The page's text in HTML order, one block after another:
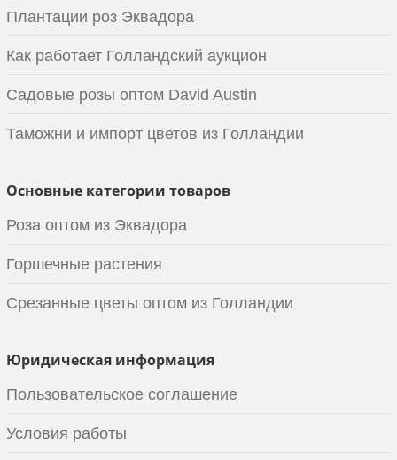
Плантации роз Эквадора
Как работает Голландский аукцион
Садовые розы оптом David Austin
Таможни и импорт цветов из Голландии
Основные категории товаров
Роза оптом из Эквадора
Горшечные растения
Срезанные цветы оптом из Голландии
Юридическая информация
Пользовательское соглашение
Условия работы